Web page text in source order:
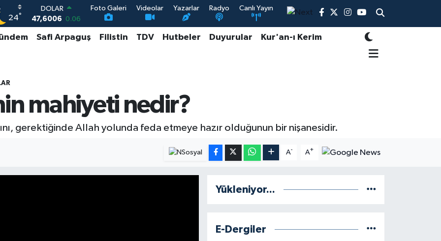
24°
DOLAR
47,6006 0.06
EURO
55,0250 0.02
13.799
70
Foto Galeri Videolar Yazarlar Radyo Canlı Yayın
Safi Arpaguş Filistin TDV Hutbeler Duyurular Kur'an-ı Kerim
mahiyeti nedir?
gerektiğinde Allah yolunda feda etmeye hazır olduğunun bir nişanesidir.
A- A+
Yükleniyor...
E-Dergiler